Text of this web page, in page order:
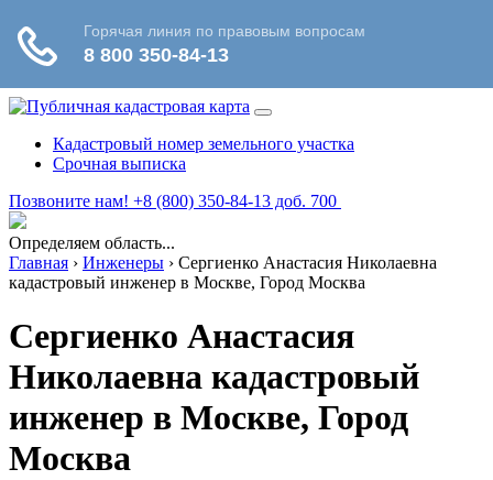
Кадастровый номер земельного участка
Срочная выписка
Позвоните нам! +8 (800) 350-84-13 доб. 700
Определяем область...
Главная › Инженеры › Сергиенко Анастасия Николаевна
кадастровый инженер в Москве, Город Москва
Сергиенко Анастасия
Николаевна кадастровый
инженер в Москве, Город
Москва